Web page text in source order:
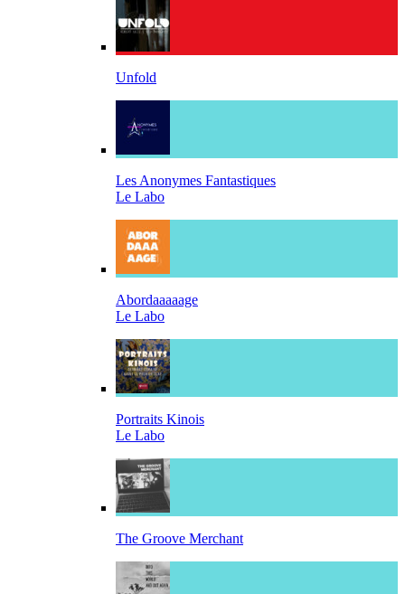
Unfold
Les Anonymes Fantastiques
Le Labo
Abordaaaaage
Le Labo
Portraits Kinois
Le Labo
The Groove Merchant